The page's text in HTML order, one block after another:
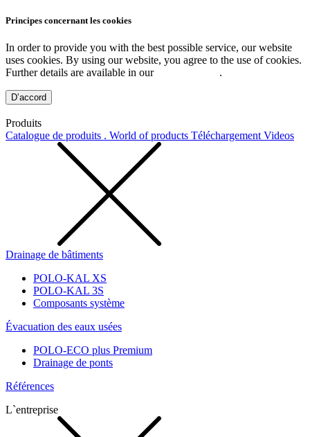
Principes concernant les cookies
In order to provide you with the best possible service, our website
uses cookies. By using our website, you agree to the use of cookies.
Further details are available in our
.
D’accord
Produits
Catalogue de produits . World of products Téléchargement Videos
Drainage de bâtiments
POLO-KAL XS
POLO-KAL 3S
Composants système
Évacuation des eaux usées
POLO-ECO plus Premium
Drainage de ponts
Références
L`entreprise